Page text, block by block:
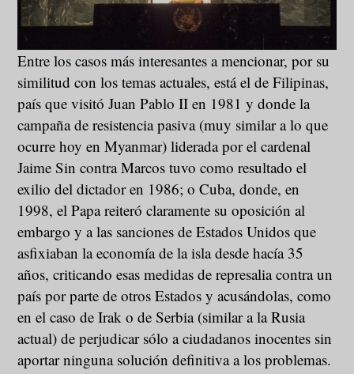
Entre los casos más interesantes a mencionar, por su
similitud con los temas actuales, está el de Filipinas,
país que visitó Juan Pablo II en 1981 y donde la
campaña de resistencia pasiva (muy similar a lo que
ocurre hoy en Myanmar) liderada por el cardenal
Jaime Sin contra Marcos tuvo como resultado el
exilio del dictador en 1986; o Cuba, donde, en
1998, el Papa reiteró claramente su oposición al
embargo y a las sanciones de Estados Unidos que
asfixiaban la economía de la isla desde hacía 35
años, criticando esas medidas de represalia contra un
país por parte de otros Estados y acusándolas, como
en el caso de Irak o de Serbia (similar a la Rusia
actual) de perjudicar sólo a ciudadanos inocentes sin
aportar ninguna solución definitiva a los problemas.